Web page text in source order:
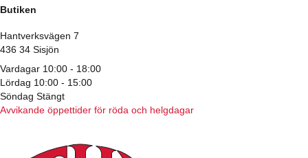
Butiken
Hantverksvägen 7
436 34 Sisjön
Vardagar 10:00 - 18:00
Lördag 10:00 - 15:00
Söndag Stängt
Avvikande öppettider för röda och helgdagar